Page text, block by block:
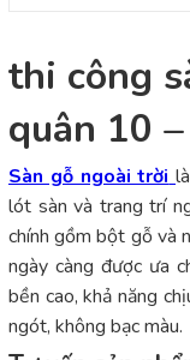
thi công
quân 10
Sàn gỗ ngoài trời
lót sàn và trang trí
chính gồm bột gỗ và
ngày càng được ưa
bền cao, khả năng
ngót, không bạc màu.